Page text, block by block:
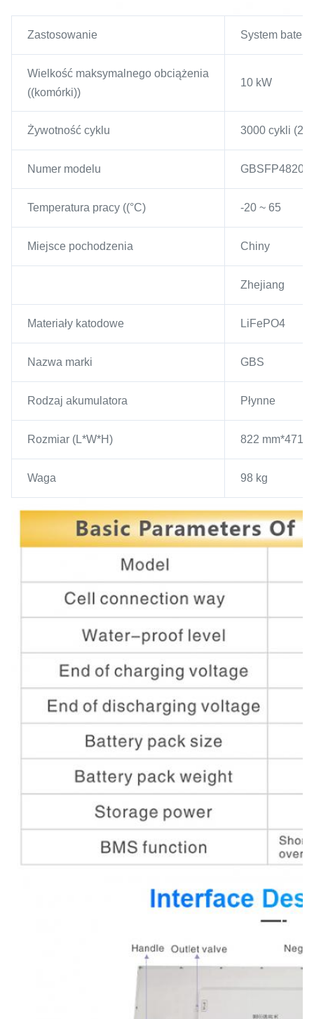
Zastosowanie System
Wielkość maksymalnego obciążenia
((komórki))
10 kW
Żywotność cyklu 3000 cykli
Numer modelu
Temperatura pracy ((°C) -20 ~ 65
Miejsce pochodzenia Chiny
Zhejiang
Materiały katodowe LiFePO4
Nazwa marki GBS
Rodzaj akumulatora Płynne
Rozmiar (L*W*H) 822 mm*471
Waga 98 kg